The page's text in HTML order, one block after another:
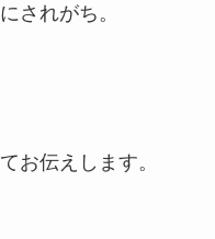
されがち。
お伝えします。